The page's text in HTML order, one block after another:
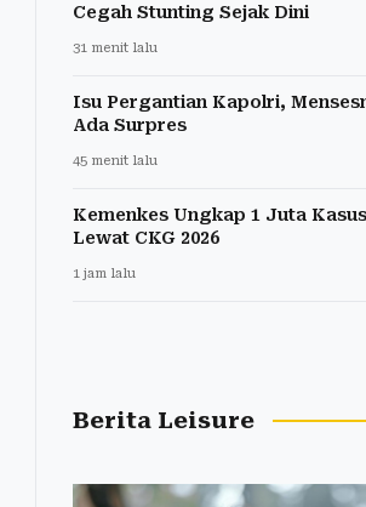
Cegah Stunting Sejak Dini
31 menit lalu
Isu Pergantian Kapolri,
Ada Surpres
45 menit lalu
Kemenkes Ungkap 1 Juta
Lewat CKG 2026
1 jam lalu
Berita Leisure